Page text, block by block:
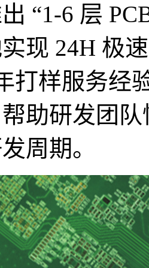
“1-6 层
现 24H 极
打样服务经
助研发团
周期。